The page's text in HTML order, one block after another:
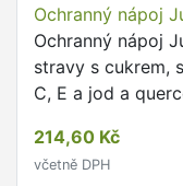
Ochranný nápoj
Ochranný nápoj
stravy s cukrem,
C, E a jod a
pro přípravu …
214,60 Kč
včetně DPH